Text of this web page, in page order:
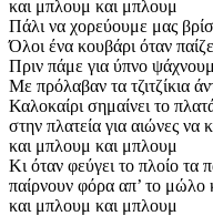
και μπλουμ και μπλουμ
Πάλι να χορεύουμε μας
Όλοι ένα κουβάρι όταν
Πριν πάμε για ύπνο
Με πρόλαβαν τα τζιτζίκια
Καλοκαίρι σημαίνει το
στην πλατεία για αιώνες να
και μπλουμ και μπλουμ
Κι όταν φεύγει το πλοίο τα
παίρνουν φόρα απ’ το μώλο
και μπλουμ και μπλουμ